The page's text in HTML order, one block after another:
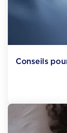
Conseils